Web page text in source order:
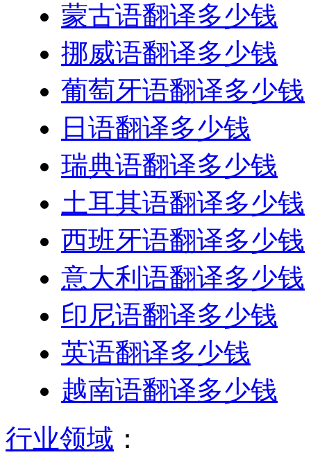
蒙古语翻译多少钱
挪威语翻译多少钱
葡萄牙语翻译多少钱
日语翻译多少钱
瑞典语翻译多少钱
土耳其语翻译多少钱
西班牙语翻译多少钱
意大利语翻译多少钱
印尼语翻译多少钱
英语翻译多少钱
越南语翻译多少钱
行业领域 ：